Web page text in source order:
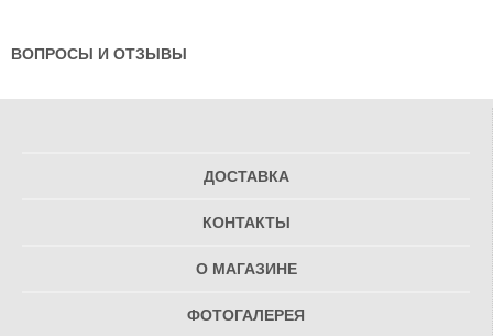
ВОПРОСЫ И ОТЗЫВЫ
ДОСТАВКА
КОНТАКТЫ
О МАГАЗИНЕ
ФОТОГАЛЕРЕЯ